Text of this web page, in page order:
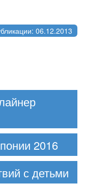
06.12.2013
2016
с детьми